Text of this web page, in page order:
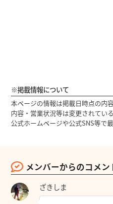
※掲載情報について
本ページの情報は掲載日時点の内
内容・営業状況等は変更されてい
公式ホームページや公式SNS等で
メンバーからのコメン
ざきしま